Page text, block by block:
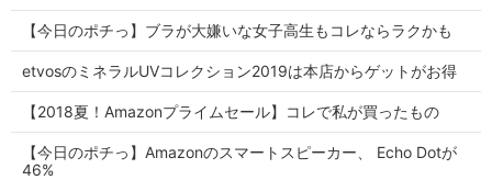
【今日のポチっ】ブラが大嫌いな女子高生もコレならラクかも
etvosのミネラルUVコレクション2019は本店からゲットがお得
【2018夏！Amazonプライムセール】コレで私が買ったもの
【今日のポチっ】Amazonのスマートスピーカー、 Echo Dotが
46%